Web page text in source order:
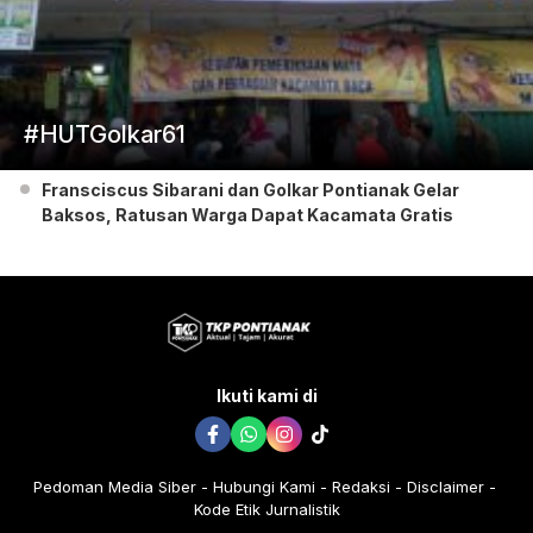
#HUTGolkar61
Fransciscus Sibarani dan Golkar Pontianak Gelar
Baksos, Ratusan Warga Dapat Kacamata Gratis
Ikuti kami di
Pedoman Media Siber Hubungi Kami Redaksi
Disclaimer
Kode Etik Jurnalistik